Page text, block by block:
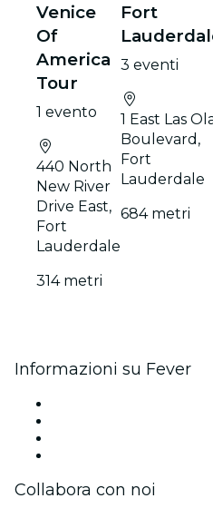
Venice
Of
America
Tour
1 evento
440 North
New River
Drive East,
Fort
Lauderdale
314 metri
Fort
3 eventi
1 East Las
Boulevard,
Fort
Lauderdale
684 metri
Informazioni su Fever
Collabora con noi